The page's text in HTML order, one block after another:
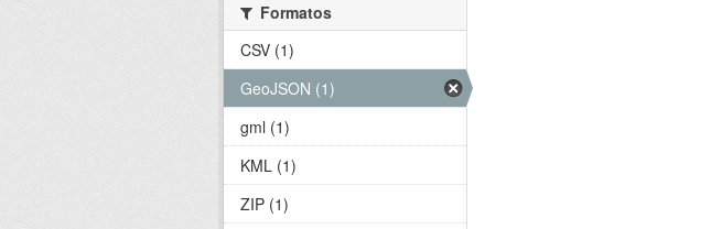
Formatos
CSV (1)
GeoJSON (1)
gml (1)
KML (1)
ZIP (1)